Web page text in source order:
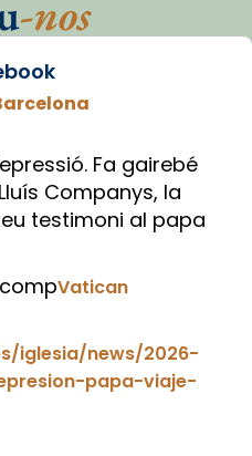
-nos
Fa gairebé
Companys, la
testimoni al papa
Vatican
iglesia/news/2026-
papa-viaje-